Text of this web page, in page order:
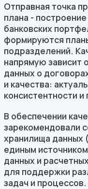
Отправная точка
плана -
банковских
формируются
подразделений.
напрямую зависит
данных о
и качества:
консистентности и
В обеспечении
зарекомендовали
хранилища данных
единым
данных и
для поддержки
задач и процессов.